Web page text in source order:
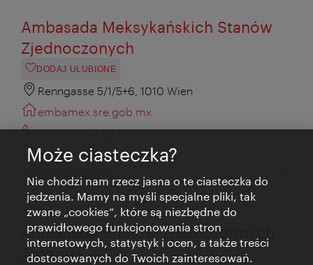
Ambasada Meksykańskich Stanów
Zjednoczonych
DODAJ ULUBIONE
Renngasse 5/1/5+6, 1010 Wien
embamex.sre.gob.mx
+43 1 310 73 83 11
embaustria@sre.gob.mx
Godziny otwarcia
Ambasada Stanów Zjednoczonych
Ameryki
Może ciasteczka?
Nie chodzi nam rzecz jasna o te ciasteczka do
jedzenia. Mamy na myśli specjalne pliki, tak
zwane „cookies”, które są niezbędne do
prawidłowego funkcjonowania stron
internetowych, statystyk i ocen, a także treści
dostosowanych do Twoich zainteresowań.